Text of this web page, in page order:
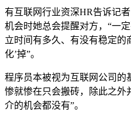
有互联网行业资深HR告诉记
机会时她总会提醒对方，“一
立时间有多久、有没有稳定的
化’掉”。
程序员本被视为互联网公司的
惨就惨在只会搬砖，除此之外
介的机会都没有”。